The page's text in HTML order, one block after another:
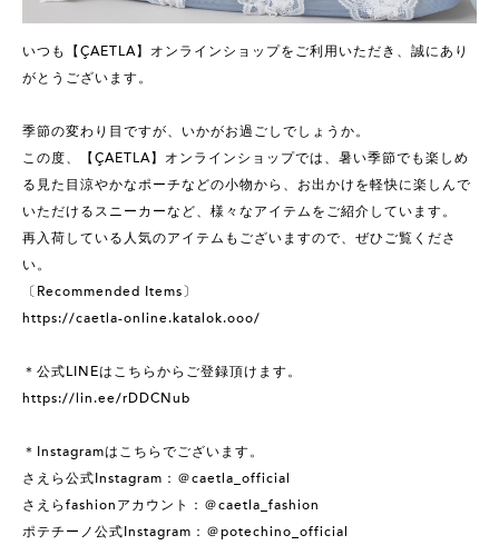
いつも【ÇAETLA】オンラインショップをご利用いただき、誠にあり
がとうございます。
季節の変わり目ですが、いかがお過ごしでしょうか。
この度、【ÇAETLA】オンラインショップでは、暑い季節でも楽しめ
る見た目涼やかなポーチなどの小物から、お出かけを軽快に楽しんで
いただけるスニーカーなど、様々なアイテムをご紹介しています。
再入荷している人気のアイテムもございますので、ぜひご覧くださ
い。
〔Recommended Items〕
https://caetla-online.katalok.ooo/
＊公式LINEはこちらからご登録頂けます。
https://lin.ee/rDDCNub
＊Instagramはこちらでございます。
さえら公式Instagram：＠caetla_official
さえらfashionアカウント：＠caetla_fashion
ポテチーノ公式Instagram：＠potechino_official